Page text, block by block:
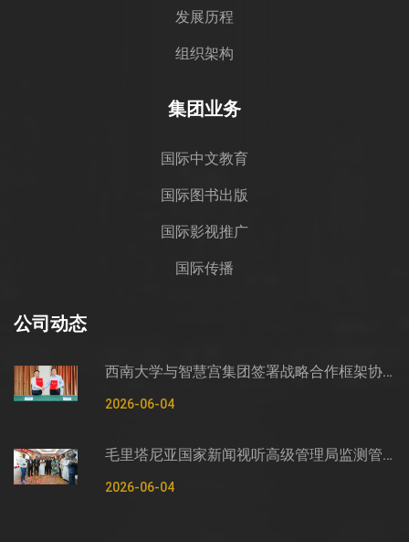
发展历程
组织架构
集团业务
国际中文教育
国际图书出版
国际影视推广
国际传播
公司动态
西南大学与智慧宫集团签署战略合作框架协议
2026-06-04
毛里塔尼亚国家新闻视听高级管理局监测管控司司长穆罕默德·哈桑·埃萨利姆一行莅临智慧宫调研
2026-06-04